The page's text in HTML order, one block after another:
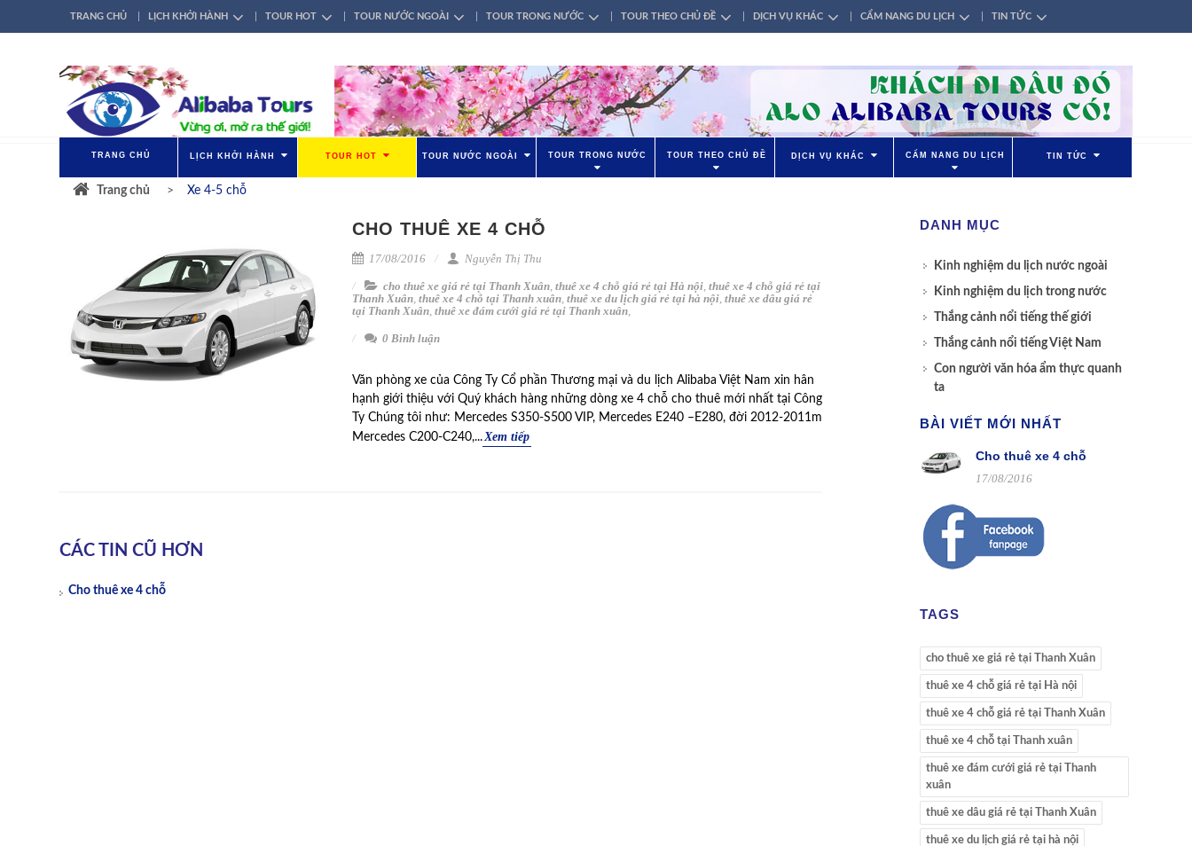
TRANG CHỦ LỊCH KHỞI HÀNH TOUR HOT TOUR NƯỚC NGOÀI TOUR TRONG NƯỚC TOUR THEO CHỦ ĐỀ DỊCH VỤ KHÁC CẨM NANG DU LỊCH TIN TỨC
TRANG CHỦ LỊCH KHỞI HÀNH TOUR HOT TOUR NƯỚC NGOÀI TOUR TRONG NƯỚC TOUR THEO CHỦ ĐỀ DỊCH VỤ KHÁC CẨM NANG DU LỊCH TIN TỨC
Trang chủ Xe 4-5 chỗ
CHO THUÊ XE 4 CHỖ
17/08/2016 Nguyễn Thị Thu
cho thuê xe giá rẻ tại Thanh Xuân, thuê xe 4 chỗ giá rẻ tại Hà nội, thuê xe 4 chỗ giá rẻ tại
Thanh Xuân, thuê xe 4 chỗ tại Thanh xuân, thuê xe du lịch giá rẻ tại hà nội, thuê xe dâu giá rẻ
tại Thanh Xuân, thuê xe đám cưới giá rẻ tại Thanh xuân,
0 Bình luận
Văn phòng xe của Công Ty Cổ phần Thương mại và du lịch Alibaba Việt Nam xin hân
hạnh giới thiệu với Quý khách hàng những dòng xe 4 chỗ cho thuê mới nhất tại Công
Ty Chúng tôi như: Mercedes S350-S500 VIP, Mercedes E240 –E280, đời 2012-2011m
Mercedes C200-C240,...Xem tiếp
CÁC TIN CŨ HƠN
Cho thuê xe 4 chỗ
DANH MỤC
Kinh nghiệm du lịch nước ngoài
Kinh nghiệm du lịch trong nước
Thắng cảnh nổi tiếng thế giới
Thắng cảnh nổi tiếng Việt Nam
Con người văn hóa ẩm thực quanh
ta
BÀI VIẾT MỚI NHẤT
Cho thuê xe 4 chỗ
17/08/2016
TAGS
cho thuê xe giá rẻ tại Thanh Xuân
thuê xe 4 chỗ giá rẻ tại Hà nội
thuê xe 4 chỗ giá rẻ tại Thanh Xuân
thuê xe 4 chỗ tại Thanh xuân
thuê xe đám cưới giá rẻ tại Thanh
xuân
thuê xe dâu giá rẻ tại Thanh Xuân
thuê xe du lịch giá rẻ tại hà nội